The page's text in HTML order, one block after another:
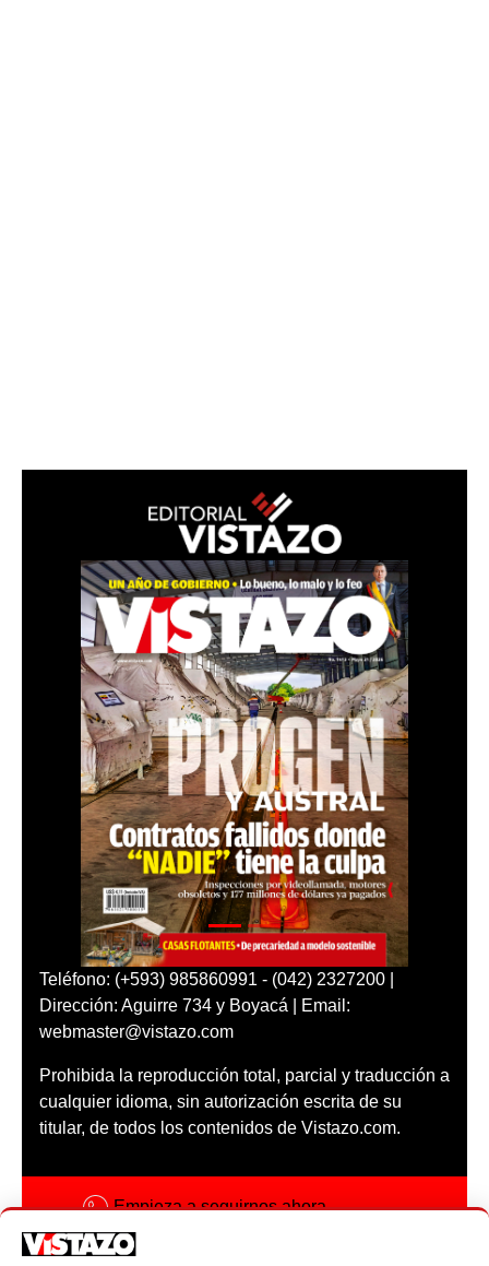
Teléfono: (+593) 985860991 - (042) 2327200 |
Dirección: Aguirre 734 y Boyacá | Email:
webmaster@vistazo.com
Prohibida la reproducción total, parcial y traducción a
cualquier idioma, sin autorización escrita de su
titular, de todos los contenidos de Vistazo.com.
Empieza a seguirnos ahora